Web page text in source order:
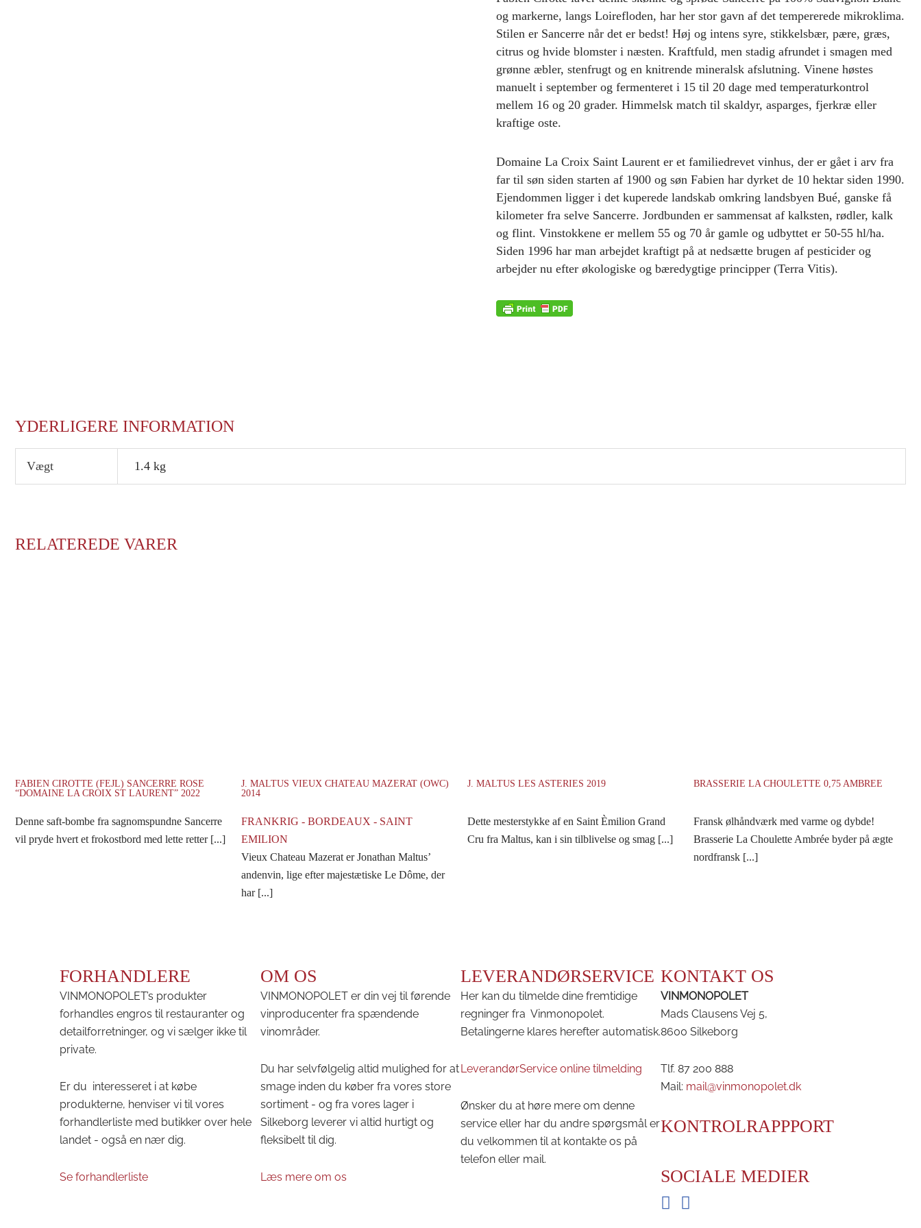
og markerne, langs Loirefloden, har her stor gavn af det tempererede mikroklima.
Stilen er Sancerre når det er bedst! Høj og intens syre, stikkelsbær, pære, græs,
citrus og hvide blomster i næsten. Kraftfuld, men stadig afrundet i smagen med
grønne æbler, stenfrugt og en knitrende mineralsk afslutning. Vinene høstes
manuelt i september og fermenteret i 15 til 20 dage med temperaturkontrol
mellem 16 og 20 grader. Himmelsk match til skaldyr, asparges, fjerkræ eller
kraftige oste.
Domaine La Croix Saint Laurent er et familiedrevet vinhus, der er gået i arv fra
far til søn siden starten af 1900 og søn Fabien har dyrket de 10 hektar siden 1990.
Ejendommen ligger i det kuperede landskab omkring landsbyen Bué, ganske få
kilometer fra selve Sancerre. Jordbunden er sammensat af kalksten, rødler, kalk
og flint. Vinstokkene er mellem 55 og 70 år gamle og udbyttet er 50-55 hl/ha.
Siden 1996 har man arbejdet kraftigt på at nedsætte brugen af pesticider og
arbejder nu efter økologiske og bæredygtige principper (Terra Vitis).
YDERLIGERE INFORMATION
Vægt 1.4 kg
RELATEREDE VARER
FABIEN CIROTTE (FEJL) SANCERRE ROSE
“DOMAINE LA CROIX ST LAURENT” 2022
Denne saft-bombe fra sagnomspundne Sancerre
vil pryde hvert et frokostbord med lette retter [...]
J. MALTUS VIEUX CHATEAU MAZERAT (OWC)
2014
FRANKRIG - BORDEAUX - SAINT
EMILION
Vieux Chateau Mazerat er Jonathan Maltus’
andenvin, lige efter majestætiske Le Dôme, der
har [...]
J. MALTUS LES ASTERIES 2019
Dette mesterstykke af en Saint Èmilion Grand
Cru fra Maltus, kan i sin tilblivelse og smag [...]
BRASSERIE LA CHOULETTE 0,75 AMBREE
Fransk ølhåndværk med varme og dybde!
Brasserie La Choulette Ambrée byder på ægte
nordfransk [...]
FORHANDLERE
VINMONOPOLET’s produkter
forhandles engros til restauranter og
detailforretninger, og vi sælger ikke til
private.
Er du interesseret i at købe
produkterne, henviser vi til vores
forhandlerliste med butikker over hele
landet - også en nær dig.
Se forhandlerliste
OM OS
VINMONOPOLET er din vej til førende
vinproducenter fra spændende
vinområder.
Du har selvfølgelig altid mulighed for at
smage inden du køber fra vores store
sortiment - og fra vores lager i
Silkeborg leverer vi altid hurtigt og
fleksibelt til dig.
Læs mere om os
LEVERANDØRSERVICE
Her kan du tilmelde dine fremtidige
regninger fra Vinmonopolet.
Betalingerne klares herefter automatisk.
LeverandørService online tilmelding
Ønsker du at høre mere om denne
service eller har du andre spørgsmål er
du velkommen til at kontakte os på
telefon eller mail.
KONTAKT OS
VINMONOPOLET
Mads Clausens Vej 5,
8600 Silkeborg
Tlf. 87 200 888
Mail: mail@vinmonopolet.dk
KONTROLRAPPPORT
SOCIALE MEDIER
FacebookInstagram